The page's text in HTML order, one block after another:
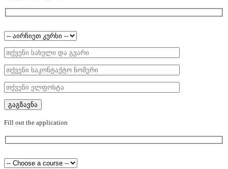
Fill out the application